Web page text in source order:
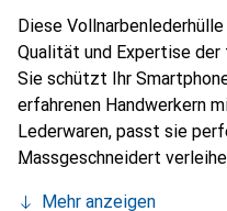
Diese
Qualität und Expertise der
Sie schützt Ihr
erfahrenen Handwerkern
Lederwaren, passt sie
Massgeschneidert
Mehr anzeigen